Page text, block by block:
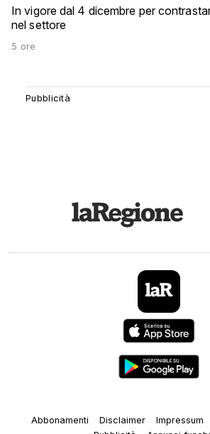
In vigore dal 4 dicembre per
nel settore
5 ore
Abbonamenti Disclaimer Impressum